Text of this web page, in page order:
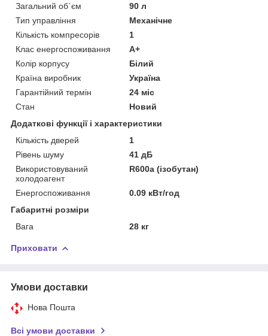
Загальний об`єм
90 л
Тип управління
Механічне
Кількість компресорів
1
Клас енергоспоживання
A+
Колір корпусу
Білий
Країна виробник
Україна
Гарантійний термін
24 міс
Стан
Новий
Додаткові функції і характеристики
Кількість дверей
1
Рівень шуму
41 дБ
Використовуваний
холодоагент
R600a (ізобутан)
Енергоспоживання
0.09 кВт/год
Габаритні розміри
Вага
28 кг
Приховати
Умови доставки
Нова Пошта
Всі умови доставки